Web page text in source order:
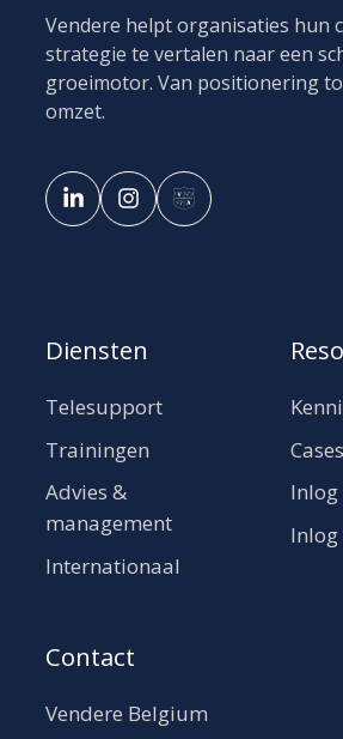
Vendere helpt organisaties hun
strategie te vertalen naar een
groeimotor. Van positionering
omzet.
Diensten
Telesupport
Trainingen
Advies &
management
Internationaal
Inlog
Inlog
Contact
Vendere Belgium